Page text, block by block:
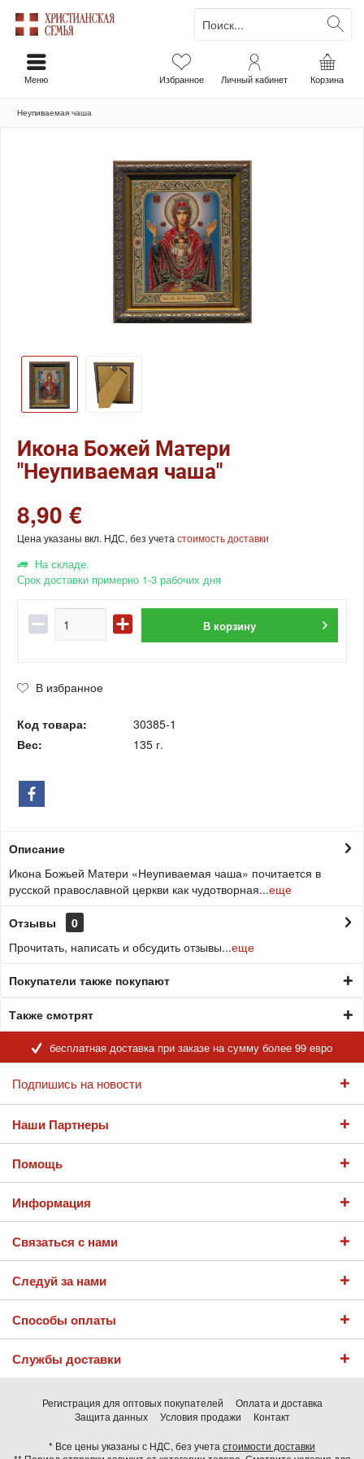
Корзина
Избранное Личный кабинет
Меню
Неупиваемая чаша
Икона Божей Матери
"Неупиваемая чаша"
8,90 €
Цена указаны вкл. НДС, без учета стоимость доставки
На складе.
Срок доставки примерно 1-3 рабочих дня
В корзину
В избранное
Код товара:
30385-1
Вес:
135 г.
Описание
Икона Божьей Матери «Неупиваемая чаша» почитается в
русской православной церкви как чудотворная...еще
Отзывы
0
Прочитать, написать и обсудить отзывы...еще
Покупатели также покупают
Также смотрят
бесплатная доставка при заказе на сумму более 99 евро
Подпишись на новости
Наши Партнеры
Помощь
Информация
Связаться с нами
Следуй за нами
Способы оплаты
Службы доставки
Регистрация для оптовых покупателей
Оплата и доставка
Защита данных
Условия продажи Контакт
* Все цены указаны с НДС, без учета стоимости доставки